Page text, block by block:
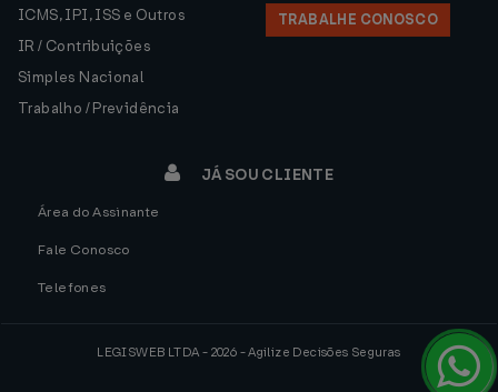
ICMS, IPI, ISS e Outros
IR / Contribuições
Simples Nacional
Trabalho / Previdência
TRABALHE CONOSCO
JÁ SOU CLIENTE
Área do Assinante
Fale Conosco
Telefones
LEGISWEB LTDA - 2026 - Agilize Decisões Seguras